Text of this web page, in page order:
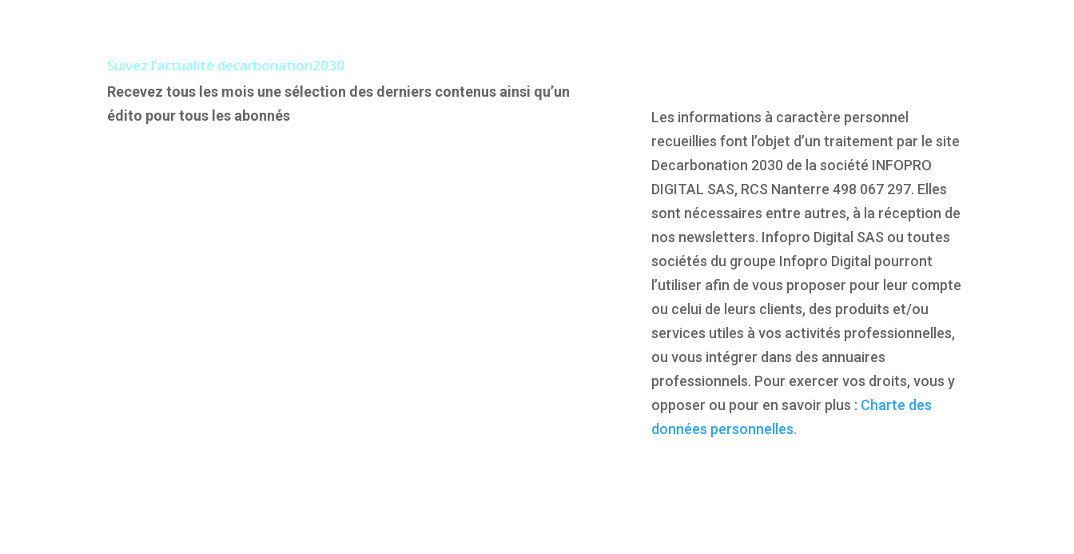
Suivez l’actualité decarbonation2030
Recevez tous les mois une sélection des derniers contenus ainsi qu’un
édito pour tous les abonnés
Les informations à caractère personnel
recueillies font l’objet d’un traitement par le site
Decarbonation 2030 de la société INFOPRO
DIGITAL SAS, RCS Nanterre 498 067 297. Elles
sont nécessaires entre autres, à la réception de
nos newsletters. Infopro Digital SAS ou toutes
sociétés du groupe Infopro Digital pourront
l’utiliser afin de vous proposer pour leur compte
ou celui de leurs clients, des produits et/ou
services utiles à vos activités professionnelles,
ou vous intégrer dans des annuaires
professionnels. Pour exercer vos droits, vous y
opposer ou pour en savoir plus : Charte des
données personnelles.